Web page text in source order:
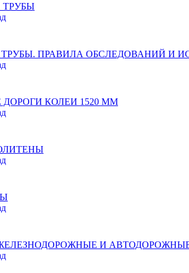
ТРУБЫ
ТРУБЫ. ПРАВИЛА ОБСЛЕДОВАНИЙ И
ДОРОГИ КОЛЕИ 1520 ММ
ЖЕЛЕЗНОДОРОЖНЫЕ И